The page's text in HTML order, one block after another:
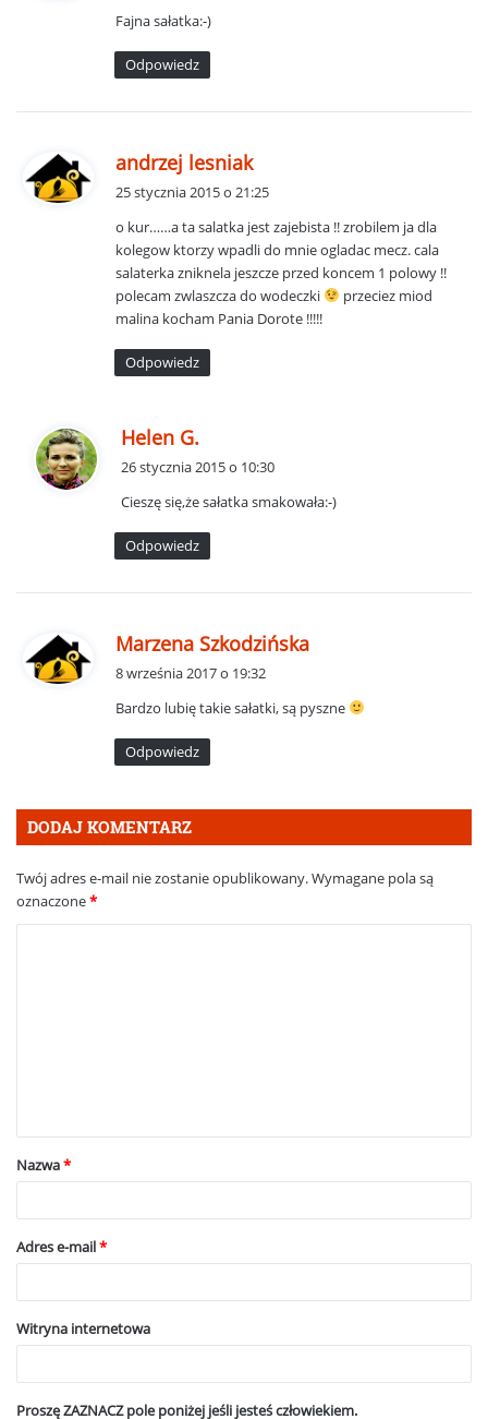
z
e
:
Fajna sałatka:-)
Odpowiedz
andrzej lesniakp
z
e
:
25 stycznia 2015 o 21:25
o kur……a ta salatka jest zajebista !! zrobilem ja dla
kolegow ktorzy wpadli do mnie ogladac mecz. cala
salaterka zniknela jeszcze przed koncem 1 polowy !!
polecam zwlaszcza do wodeczki
przeciez miod
malina kocham Pania Dorote !!!!!
Odpowiedz
Helen G.
z
e
:
26 stycznia 2015 o 10:30
Cieszę się,że sałatka smakowała:-)
Odpowiedz
Marzena Szkodzińska
z
8 września 2017 o 19:32
Bardzo lubię takie sałatki, są pyszne
Odpowiedz
DODAJ KOMENTARZ
Twój adres e-mail nie zostanie opublikowany.Wymagane pola są
oznaczone*
a
rNazwa*
Adres e-mail*
Witryna internetowa
Proszę ZAZNACZ pole poniżej jeśli jesteś człowiekiem.